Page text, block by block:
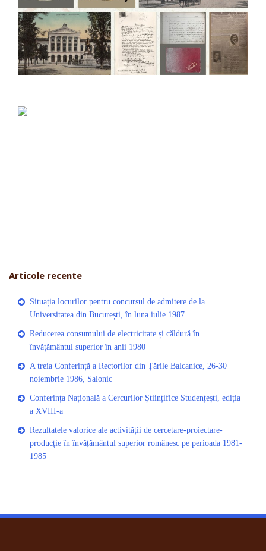
Articole recente
Situația locurilor pentru concursul de admitere de la
Universitatea din București, în luna iulie 1987
Reducerea consumului de electricitate și căldură în
învățământul superior în anii 1980
A treia Conferință a Rectorilor din Țările Balcanice, 26-30
noiembrie 1986, Salonic
Conferința Națională a Cercurilor Științifice Studențești, ediția
a XVIII-a
Rezultatele valorice ale activității de cercetare-proiectare-
producție în învățământul superior românesc pe perioada 1981-
1985